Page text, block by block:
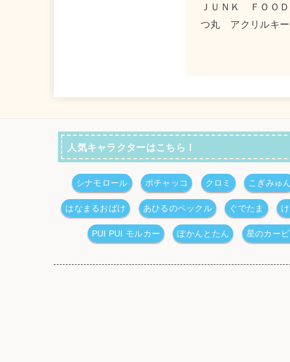
トマトマーケット×タキシードサム アクリ
０３１３×
ストート
人気キャラクターはこちら！
シナモロール ポチャッコ クロミ こぎみゅん
はなまるおばけ あひるのペックル ぐでたま
PUI PUI モルカー ぽかんとたん 星のカービ